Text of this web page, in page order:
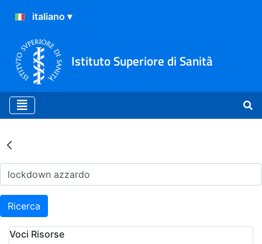
Istituto Superiore di Sanità
Risultati della Ricerca -
Ricerca
Voci Risorse